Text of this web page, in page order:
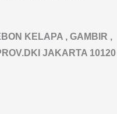
KELAPA , GAMBIR ,
JAKARTA 10120